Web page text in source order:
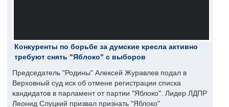
Конкуренты по борьбе за думские кресла активно
требуют снять "Яблоко" с выборов
Председатель "Родины" Алексей Журавлев подал в
Верховный суд иск об отмене регистрации списка
кандидатов в парламент от партии "Яблоко". Лидер ЛДПР
Леонид Слуцкий призвал признать "Яблоко"